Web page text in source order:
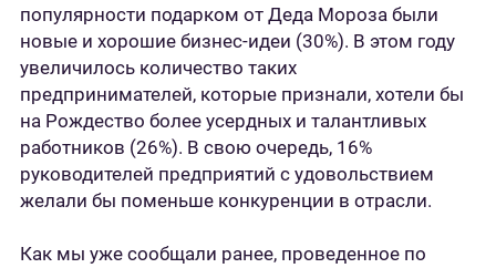
популярности подарком от Деда Мороза были
новые и хорошие бизнес-идеи (30%). В этом году
увеличилось количество таких
предпринимателей, которые признали, хотели бы
на Рождество более усердных и талантливых
работников (26%). В свою очередь, 16%
руководителей предприятий с удовольствием
желали бы поменьше конкуренции в отрасли.
Как мы уже сообщали ранее, проведенное по